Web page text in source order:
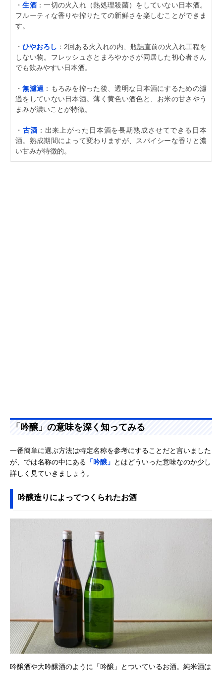
・生酒：一切の火入れ（熱処理殺菌）をしていない日本酒。
フルーティな香りや搾りたての新鮮さを楽しむことができま
す。
・ ひやおろし ：2回ある火入れの内、瓶詰直前の火入れ工程を
しない物。フレッシュさとまろやかさが同居した初心者さん
でも飲みやすい日本酒。
・無濾過 ：もろみを搾った後、透明な日本酒にするための濾
過をしていない日本酒。薄く黄色い酒色と、お米の甘さやう
まみが濃いことが特徴。
・ 古酒 ：出来上がった日本酒を長期熟成させてできる日本
酒。熟成期間によって変わりますが、スパイシーな香りと濃
い甘みが特徴的。
「吟醸」の意味を深く知ってみる
一番簡単に選ぶ方法は特定名称を参考にすることだと言いました
が、では名称の中にある 「吟醸」 とはどういった意味なのか少し
詳しく見ていきましょう。
吟醸造りによってつくられたお酒
吟醸酒や大吟醸酒のように「吟醸」とついているお酒。純米酒は